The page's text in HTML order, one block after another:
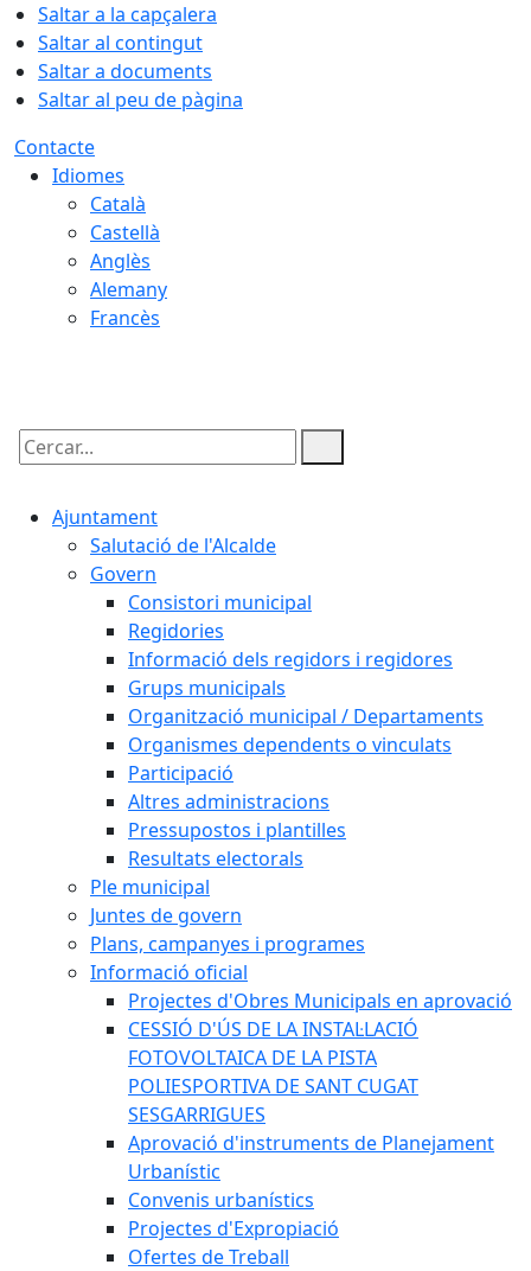
Saltar a la capçalera
Saltar al contingut
Saltar a documents
Saltar al peu de pàgina
Contacte
Idiomes
Català
Castellà
Anglès
Alemany
Francès
Cercar:
Ajuntament
Salutació de l'Alcalde
Govern
Consistori municipal
Regidories
Informació dels regidors i regidores
Grups municipals
Organització municipal / Departaments
Organismes dependents o vinculats
Participació
Altres administracions
Pressupostos i plantilles
Resultats electorals
Ple municipal
Juntes de govern
Plans, campanyes i programes
Informació oficial
Projectes d'Obres Municipals en aprovació
CESSIÓ D'ÚS DE LA INSTAL·LACIÓ
FOTOVOLTAICA DE LA PISTA
POLIESPORTIVA DE SANT CUGAT
SESGARRIGUES
Aprovació d'instruments de Planejament
Urbanístic
Convenis urbanístics
Projectes d'Expropiació
Ofertes de Treball